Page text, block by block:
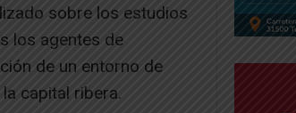
sobre los estudios
los agentes de
de un entorno de
capital ribera.